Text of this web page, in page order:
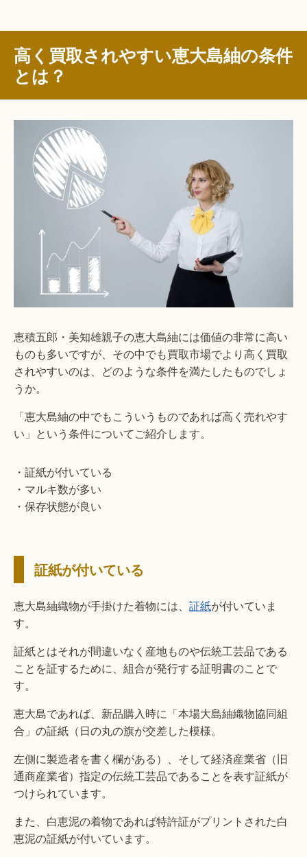
高く買取されやすい恵大島紬の条件
とは？
恵積五郎・美知雄親子の恵大島紬には価値の非常に高い
ものも多いですが、その中でも買取市場でより高く買取
されやすいのは、どのような条件を満たしたものでしょ
うか。
「恵大島紬の中でもこういうものであれば高く売れやす
い」という条件についてご紹介します。
・証紙が付いている
・マルキ数が多い
・保存状態が良い
証紙が付いている
恵大島紬織物が手掛けた着物には、 証紙が付いていま
す。
証紙とはそれが間違いなく産地ものや伝統工芸品である
ことを証するために、組合が発行する証明書のことで
す。
恵大島であれば、新品購入時に「本場大島紬織物協同組
合」の証紙（日の丸の旗が交差した模様。
左側に製造者を書く欄がある）、そして経済産業省（旧
通商産業省）指定の伝統工芸品であることを表す証紙が
つけられています。
また、白恵泥の着物であれば特許証がプリントされた白
恵泥の証紙が付いています。